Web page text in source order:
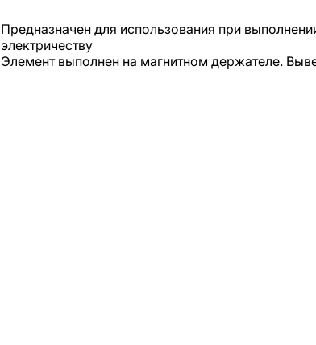
Предназначен для использования при
электричеству
Элемент выполнен на магнитном держателе.